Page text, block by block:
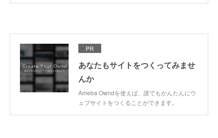
PR
あなたもサイトをつくってみませ
んか
Ameba Owndを使えば、誰でもかんたんにウ
ェブサイトをつくることができます。